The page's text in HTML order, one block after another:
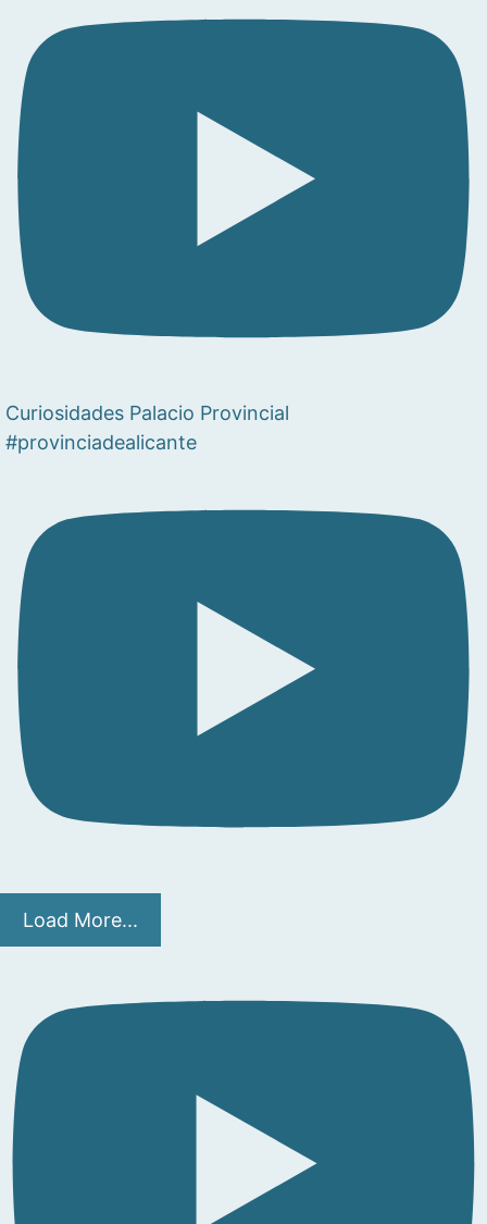
Curiosidades Palacio Provincial
#provinciadealicante
Load More...